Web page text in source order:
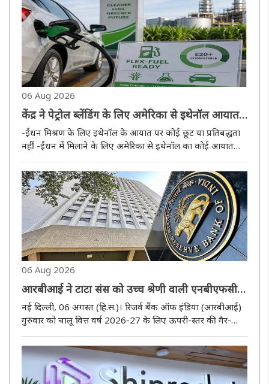
06 Aug 2026
केंद्र ने पेट्रोल ब्लेंडिंग के लिए अमेरिका से इथेनॉल आयात
के दावों को किया खारिज
-ईंधन मिश्रण के लिए इथेनॉल के आयात पर कोई छूट या प्रतिबद्धता
नहीं -ईंधन में मिलाने के लिए अमेरिका से इथेनॉल का कोई आयात
नहीं: सरकार नई दिल्ली, 06 अगस्त (हि.स.)। केंद्र सरकार ने गुरुवार
को एक स्पष्टीकरण जारी करते हुए कहा कि अमेरिका से फ्यूल ब्ले..
06 Aug 2026
आरबीआई ने टाटा संस को उच्च श्रेणी वाली एनबीएफसी
की सूची में रखा बरकरार
नई दिल्ली, 06 अगस्त (हि.स.)। रिजर्व बैंक ऑफ इंडिया (आरबीआई)
गुरुवार को चालू वित्त वर्ष 2026-27 के लिए ऊपरी-स्तर की गैर-
बैंकिंग वित्तीय कंपनियों (एनबीएफसी-यूएल) की सूची जारी की है,
जिसमें टाटा संस प्राइवेट लिमिटेड को बरकरार रखा गया है। आरबीआई
की ..